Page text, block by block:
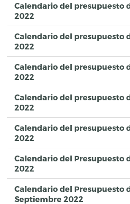
Calendario del presupuesto
2022
Calendario del presupuesto
2022
Calendario del presupuesto
2022
Calendario del presupuesto
2022
Calendario del presupuesto
2022
Calendario del Presupuesto
2022
Calendario del Presupuesto
Septiembre 2022